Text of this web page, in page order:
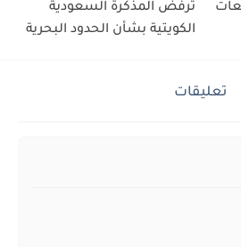
ترفض المذكرة السعودية
الكويتية بشأن الحدود البحرية
تعليقات